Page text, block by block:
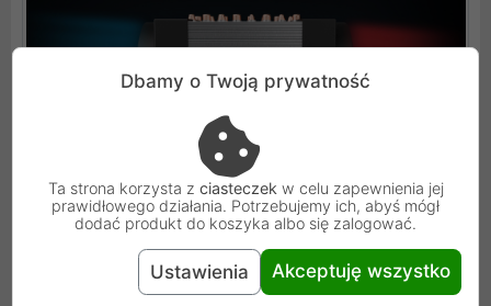
Dbamy o Twoją prywatność
Ta strona korzysta z ciasteczek w celu zapewnienia jej
prawidłowego działania. Potrzebujemy ich, abyś mógł
dodać produkt do koszyka albo się zalogować.
Ustawienia Akceptuję wszystko